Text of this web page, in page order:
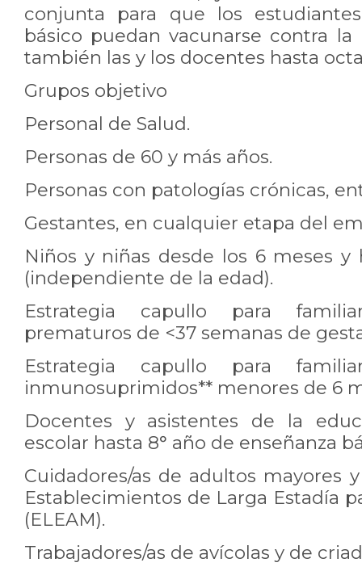
conjunta para que los
básico puedan vacunarse contra la
también las y los docentes hasta
Grupos objetivo
Personal de Salud.
Personas de 60 y más años.
Personas con patologías crónicas,
Gestantes, en cualquier etapa del
Niños y niñas desde los 6 meses y
(independiente de la edad).
Estrategia capullo para
prematuros de <37 semanas de
Estrategia capullo para
inmunosuprimidos** menores de 6
Docentes y asistentes de la
escolar hasta 8° año de enseñanza
Cuidadores/as de adultos mayores
Establecimientos de Larga Estadía
(ELEAM).
Trabajadores/as de avícolas y de